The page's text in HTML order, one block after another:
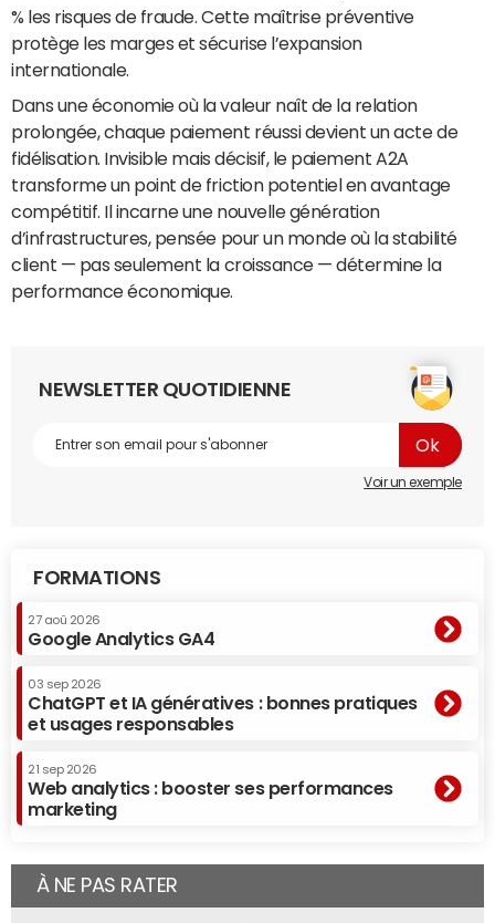
% les risques de fraude. Cette maîtrise préventive
protège les marges et sécurise l’expansion
internationale.
Dans une économie où la valeur naît de la relation
prolongée, chaque paiement réussi devient un acte de
fidélisation. Invisible mais décisif, le paiement A2A
transforme un point de friction potentiel en avantage
compétitif. Il incarne une nouvelle génération
d’infrastructures, pensée pour un monde où la stabilité
client — pas seulement la croissance — détermine la
performance économique.
NEWSLETTER QUOTIDIENNE
Voir un exemple
FORMATIONS
27 aoû 2026
Google Analytics GA4
03 sep 2026
ChatGPT et IA génératives : bonnes pratiques
et usages responsables
21 sep 2026
Web analytics : booster ses performances
marketing
À NE PAS RATER